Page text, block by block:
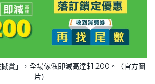
賞」，全場傢俬即減高達$1,200。（官方圖
片）